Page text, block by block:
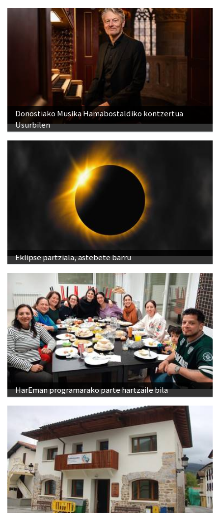
Donostiako Musika Hamabostaldiko kontzertua
Usurbilen
Eklipse partziala, astebete barru
HarEman programarako parte hartzaile bila